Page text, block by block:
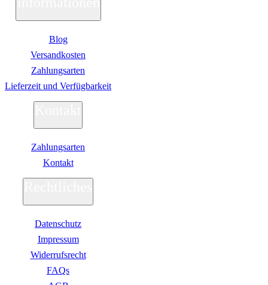
Blog
Versandkosten
Zahlungsarten
Lieferzeit und Verfügbarkeit
Zahlungsarten
Kontakt
Datenschutz
Impressum
Widerrufsrecht
FAQs